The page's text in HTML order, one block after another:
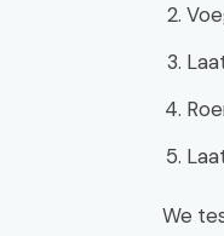
We